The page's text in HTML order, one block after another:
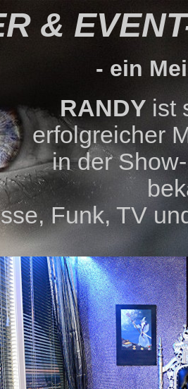
&
- ein
RANDY ist
erfolgreicher
in der
Funk, TV